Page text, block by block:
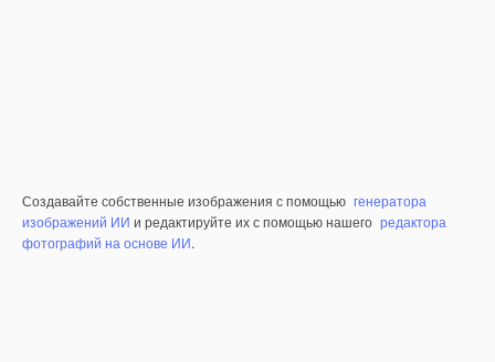
Создавайте собственные изображения с помощью генератора
изображений ИИ и редактируйте их с помощью нашего редактора
фотографий на основе ИИ.